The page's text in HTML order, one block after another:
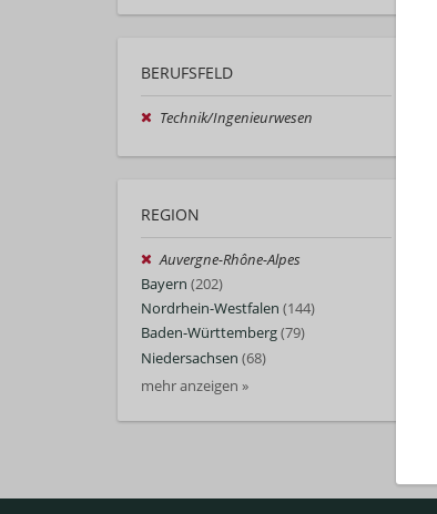
BERUFSFELD
Technik/Ingenieurwesen
REGION
Auvergne-Rhône-Alpes
Bayern (202)
Nordrhein-Westfalen (144)
Baden-Württemberg(79)
Niedersachsen (68)
mehr anzeigen »